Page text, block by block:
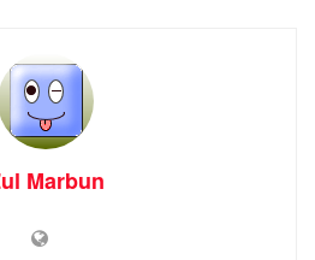
Marbun